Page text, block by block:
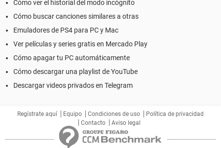
Cómo ver el historial del modo incógnito
Cómo buscar canciones similares a otras
Emuladores de PS4 para PC y Mac
Ver películas y series gratis en Mercado Play
Cómo apagar tu PC automáticamente
Cómo descargar una playlist de YouTube
Descargar videos privados en Telegram
Regístrate aquí Equipo Condiciones de uso
Política de privacidad
Contacto
Aviso legal